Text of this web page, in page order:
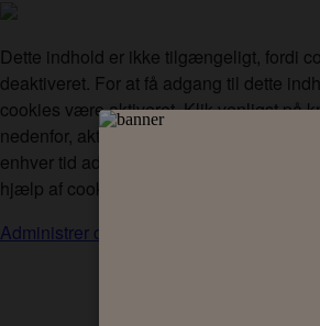
Dette indhold er ikke tilgængeligt, fordi
deaktiveret. For at få adgang til dette
cookies være aktiveret. Klik venligst på
nedenfor, aktiver cookies og opdater
enhver tid administrere dine cookie-
hjælp af cookie-indstillingsværktøjet.
Administrer cookies